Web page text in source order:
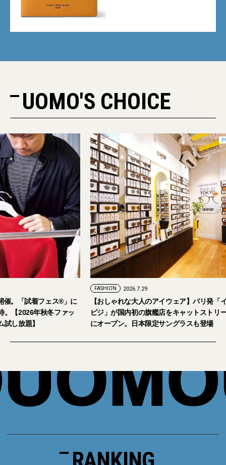
UOMO'S CHOICE
試着フェス®︎」に
年秋冬ファッ
題】
PR
FASHION 2026.7.29
【おしゃれな大人のアイウェア】パリ発「イジ
ピジ」が国内初の旗艦店をキャットストリート
にオープン。日本限定サングラスも登場